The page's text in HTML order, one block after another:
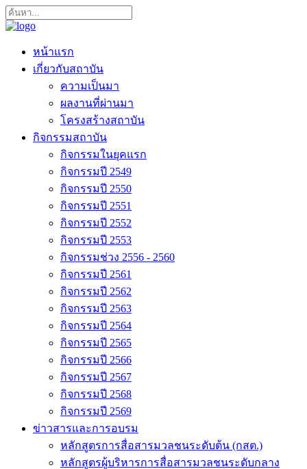
หน้าแรก
เกี่ยวกับสถาบัน
ความเป็นมา
ผลงานที่ผ่านมา
โครงสร้างสถาบัน
กิจกรรมสถาบัน
กิจกรรมในยุคแรก
กิจกรรมปี 2549
กิจกรรมปี 2550
กิจกรรมปี 2551
กิจกรรมปี 2552
กิจกรรมปี 2553
กิจกรรมช่วง 2556 - 2560
กิจกรรมปี 2561
กิจกรรมปี 2562
กิจกรรมปี 2563
กิจกรรมปี 2564
กิจกรรมปี 2565
กิจกรรมปี 2566
กิจกรรมปี 2567
กิจกรรมปี 2568
กิจกรรมปี 2569
ข่าวสารและการอบรม
หลักสูตรการสื่อสารมวลชนระดับต้น (กสต.)
หลักสูตรผู้บริหารการสื่อสารมวลชนระดับกลาง